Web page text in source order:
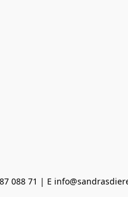
088 71 | E